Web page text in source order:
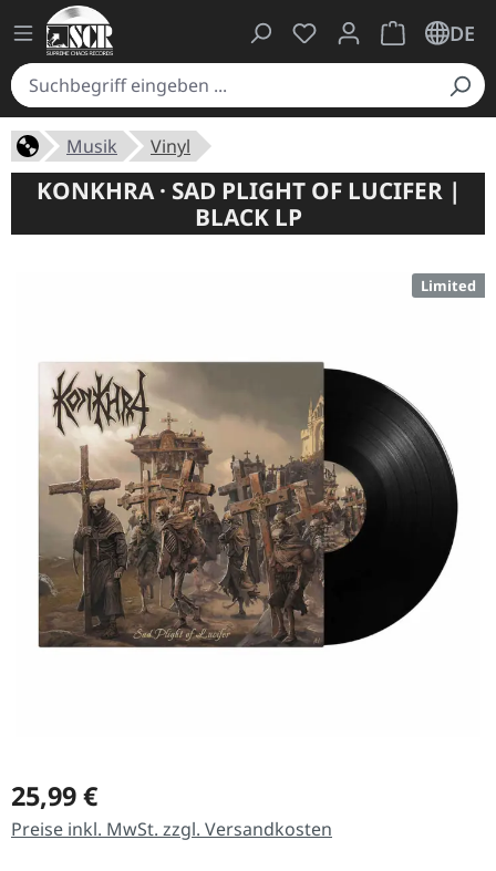
Du hast 0 Produkte
Warenkorb
DE
Musik Vinyl
KONKHRA · SAD PLIGHT OF LUCIFER |
BLACK LP
Limited
Regulärer Preis:
25,99 €
Preise inkl. MwSt. zzgl. Versandkosten